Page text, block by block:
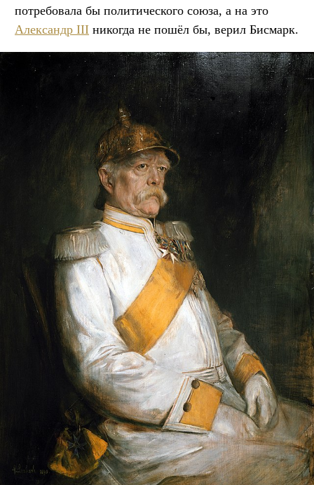
потребовала бы политического союза, а на это
Александр III никогда не пошёл бы, верил Бисмарк.